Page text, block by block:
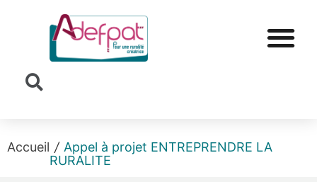
Accueil / Appel à projet ENTREPRENDRE LA
RURALITE